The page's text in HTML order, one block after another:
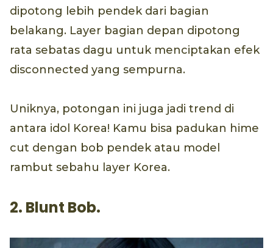
dipotong lebih pendek dari bagian
belakang. Layer bagian depan dipotong
rata sebatas dagu untuk menciptakan efek
disconnected yang sempurna.
Uniknya, potongan ini juga jadi trend di
antara idol Korea! Kamu bisa padukan hime
cut dengan bob pendek atau model
rambut sebahu layer Korea.
2. Blunt Bob.